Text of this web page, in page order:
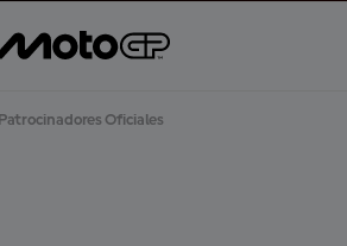
Patrocinadores Oficiales